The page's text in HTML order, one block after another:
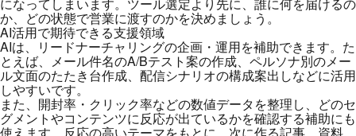
になってしまいます。ツール選定より先に、誰に何を届けるの
か、どの状態で営業に渡すのかを決めましょう。
AI活用で期待できる支援領域
AIは、リードナーチャリングの企画・運用を補助できます。た
とえば、メール件名のA/Bテスト案の作成、ペルソナ別のメー
ル文面のたたき台作成、配信シナリオの構成案出しなどに活用
しやすいです。
また、開封率・クリック率などの数値データを整理し、どのセ
グメントやコンテンツに反応が出ているかを確認する補助にも